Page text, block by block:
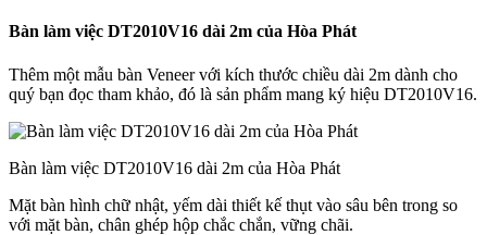
Bàn làm việc DT2010V16 dài 2m của Hòa Phát
Thêm một mẫu bàn Veneer với kích thước chiều dài 2m dành cho
quý bạn đọc tham khảo, đó là sản phẩm mang ký hiệu DT2010V16.
Bàn làm việc DT2010V16 dài 2m của Hòa Phát
Mặt bàn hình chữ nhật, yếm dài thiết kế thụt vào sâu bên trong so
với mặt bàn, chân ghép hộp chắc chắn, vững chãi.